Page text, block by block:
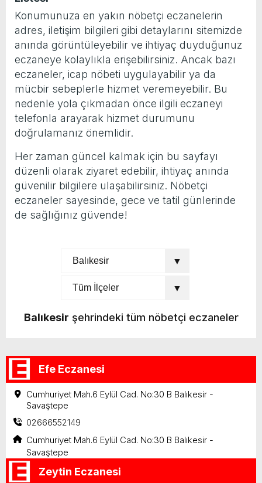
yeni özellikler belli oldu
Konumunuza en yakın nöbetçi eczanelerin
adres, iletişim bilgileri gibi detaylarını sitemizde
anında görüntüleyebilir ve ihtiyaç duyduğunuz
eczaneye kolaylıkla erişebilirsiniz. Ancak bazı
eczaneler, icap nöbeti uygulayabilir ya da
mücbir sebeplerle hizmet veremeyebilir. Bu
nedenle yola çıkmadan önce ilgili eczaneyi
telefonla arayarak hizmet durumunu
doğrulamanız önemlidir.
Her zaman güncel kalmak için bu sayfayı
düzenli olarak ziyaret edebilir, ihtiyaç anında
güvenilir bilgilere ulaşabilirsiniz. Nöbetçi
eczaneler sayesinde, gece ve tatil günlerinde
de sağlığınız güvende!
Balıkesir şehrindeki tüm nöbetçi eczaneler
Efe Eczanesi
Cumhuriyet Mah.6 Eylül Cad. No:30 B Balıkesir -
Savaştepe
02666552149
Cumhuriyet Mah.6 Eylül Cad. No:30 B Balıkesir -
Savaştepe
Zeytin Eczanesi